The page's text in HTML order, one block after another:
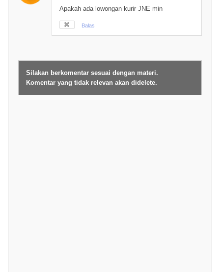
Apakah ada lowongan kurir JNE min
Balas
Silakan berkomentar sesuai dengan materi.
Komentar yang tidak relevan akan didelete.